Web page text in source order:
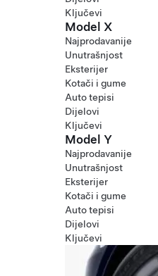
Ključevi
Model X
Najprodavanije
Unutrašnjost
Eksterijer
Kotači i gume
Auto tepisi
Dijelovi
Ključevi
Model Y
Najprodavanije
Unutrašnjost
Eksterijer
Kotači i gume
Auto tepisi
Dijelovi
Ključevi